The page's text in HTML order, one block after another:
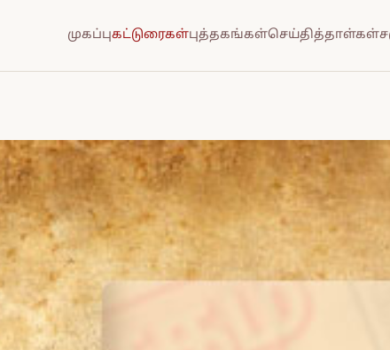
முகப்புகட்டுரைகள்புத்தகங்கள்செய்தித்தாள்கள்